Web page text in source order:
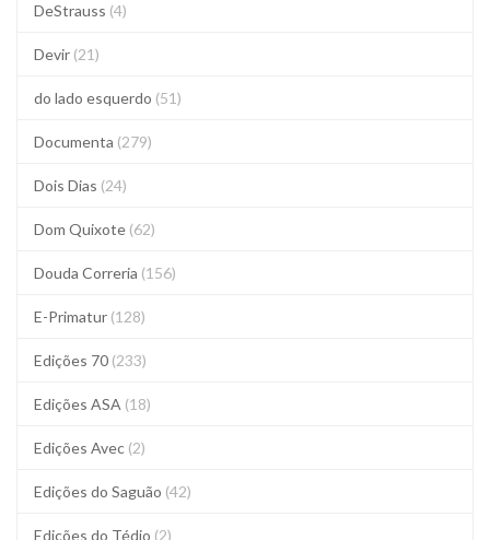
DeStrauss (4)
Devir (21)
do lado esquerdo (51)
Documenta (279)
Dois Dias (24)
Dom Quixote (62)
Douda Correria (156)
E-Primatur (128)
Edições 70 (233)
Edições ASA (18)
Edições Avec (2)
Edições do Saguão (42)
Edições do Tédio (2)